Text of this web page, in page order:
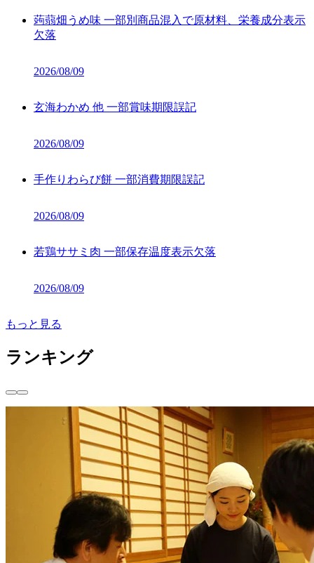
蒟蒻畑うめ味 一部別商品混入で原材料、栄養成分表示
欠落
2026/08/09
玄海わかめ 他 一部賞味期限誤記
2026/08/09
手作りわらび餅 一部消費期限誤記
2026/08/09
若鶏ササミ肉 一部保存温度表示欠落
2026/08/09
もっと見る
ランキング